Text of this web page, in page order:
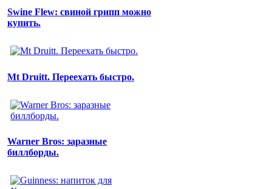
Swine Flew: свиной грипп можно
купить.
Mt Druitt. Переехать быстро.
Warner Bros: заразные
биллборды.